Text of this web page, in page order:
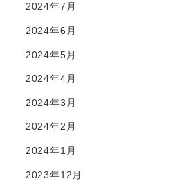
2024年7月
2024年6月
2024年5月
2024年4月
2024年3月
2024年2月
2024年1月
2023年12月